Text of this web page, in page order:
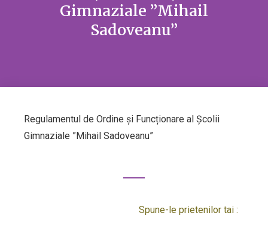
Gimnaziale ”Mihail
Sadoveanu”
Regulamentul de Ordine și Funcționare al Școlii
Gimnaziale ”Mihail Sadoveanu”
Spune-le prietenilor tai :